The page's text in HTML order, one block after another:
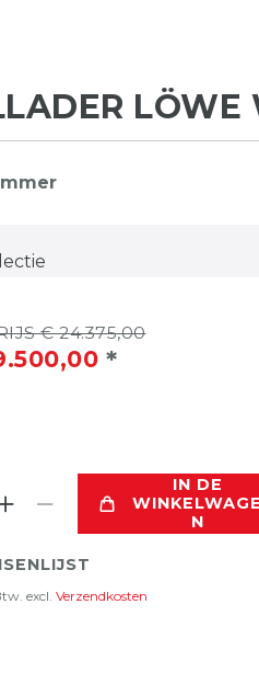
€ 24.375,00
*
IN DE
WINKELWAGE
N
excl. Verzendkosten